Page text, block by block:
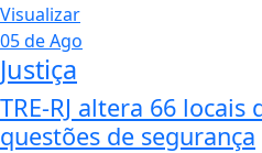
Visualizar
05 de Ago
Justiça
TRE-RJ altera 66
questões de segurança